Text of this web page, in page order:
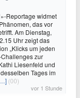
Reportage widmet
das vor
Am Dienstag,
Uhr zeigt das
„Klicks um jeden
zur
Liesenfeld und
Tages im
(00)
vor 1 Stunde